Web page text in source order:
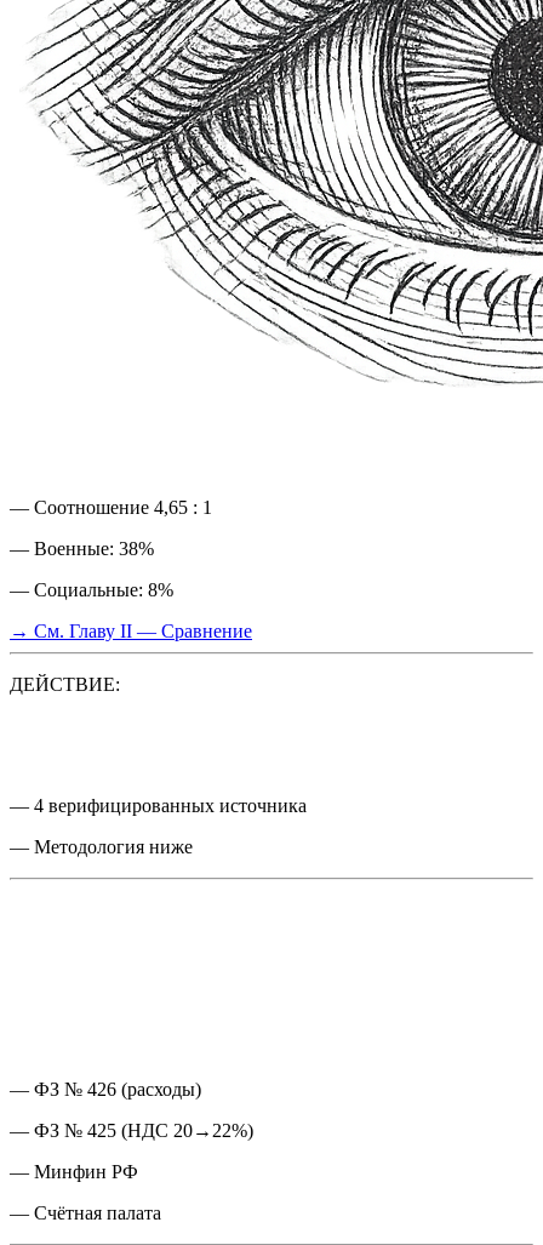
— Соотношение 4,65 : 1
— Военные: 38%
— Социальные: 8%
→ См. Главу II — Сравнение
ДЕЙСТВИЕ:
— 4 верифицированных источника
— Методология ниже
— ФЗ № 426 (расходы)
— ФЗ № 425 (НДС 20→22%)
— Минфин РФ
— Счётная палата